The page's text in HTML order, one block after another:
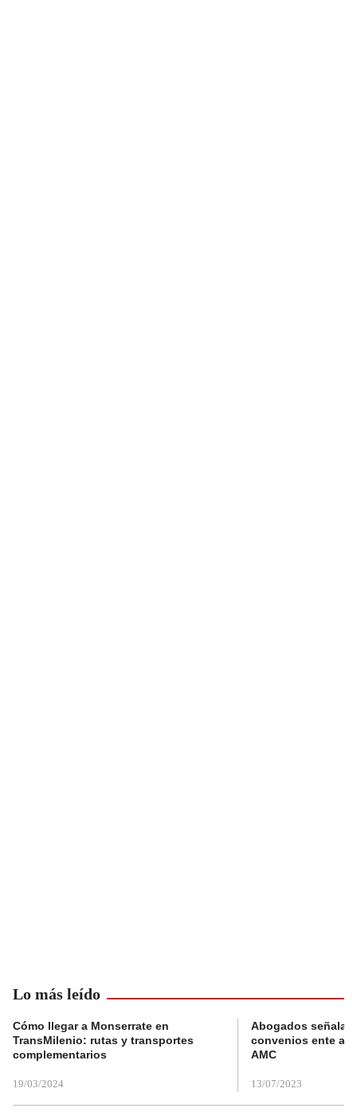
Lo más leído
Cómo llegar a Monserrate en
TransMilenio: rutas y transportes
complementarios
19/03/2024
Abogados
convenios ente
AMC
13/07/2023